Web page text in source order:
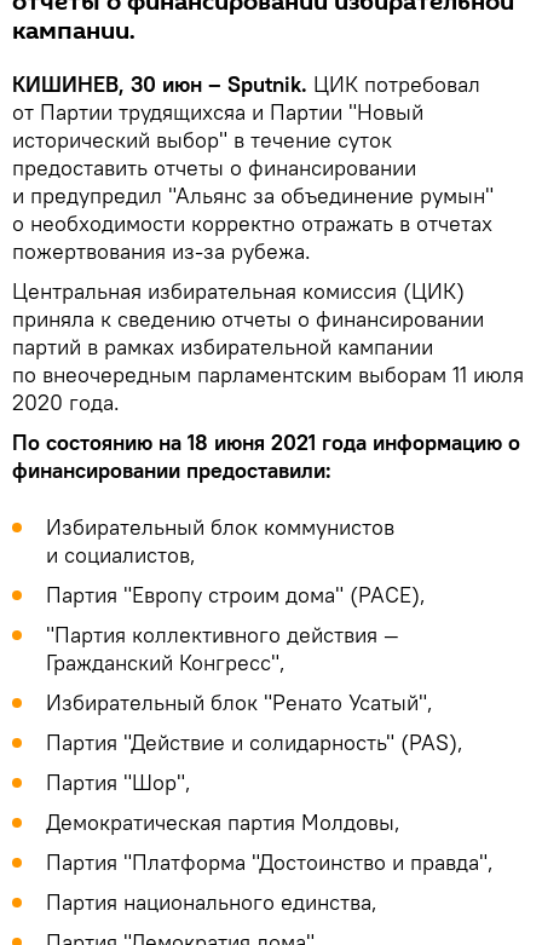
кампании.
КИШИНЕВ, 30 июн – Sputnik. ЦИК потребовал
от Партии трудящихсяа и Партии "Новый
исторический выбор" в течение суток
предоставить отчеты о финансировании
и предупредил "Альянс за объединение румын"
о необходимости корректно отражать в отчетах
пожертвования из-за рубежа.
Центральная избирательная комиссия (ЦИК)
приняла к сведению отчеты о финансировании
партий в рамках избирательной кампании
по внеочередным парламентским выборам 11 июля
2020 года.
По состоянию на 18 июня 2021 года информацию о
финансировании предоставили:
Избирательный блок коммунистов
и социалистов,
Партия "Европу строим дома" (PACE),
"Партия коллективного действия —
Гражданский Конгресс",
Избирательный блок "Ренато Усатый",
Партия "Действие и солидарность" (PAS),
Партия "Шор",
Демократическая партия Молдовы,
Партия "Платформа "Достоинство и правда",
Партия национального единства,